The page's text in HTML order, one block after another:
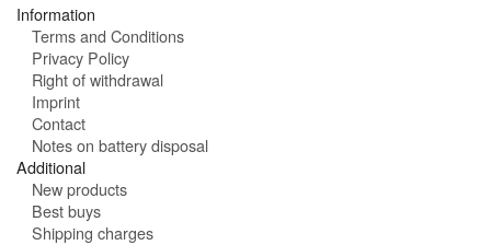
Information
Terms and Conditions
Privacy Policy
Right of withdrawal
Imprint
Contact
Notes on battery disposal
Additional
New products
Best buys
Shipping charges